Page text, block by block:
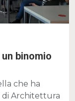
binomio
che ha
di Architettura